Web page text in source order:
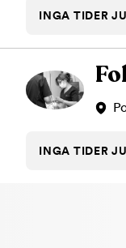
INGA TIDER
INGA TIDER